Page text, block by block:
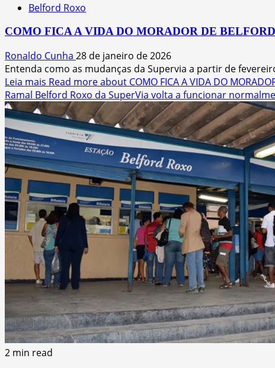
Belford Roxo
COMO FICA A VIDA DO MORADOR DE
Ronaldo Cunha 28 de janeiro de 2026
Entenda como as mudanças da Supervia a partir de
Leia mais Read more about COMO FICA A VIDA DO
Ramal Belford Roxo da SuperVia volta a funcionar
2 min read